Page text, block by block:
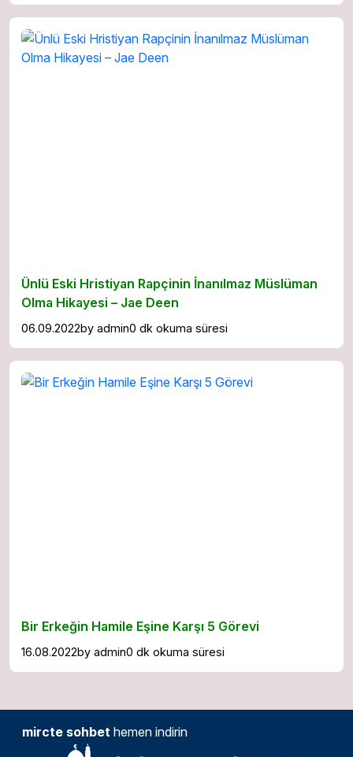
Ünlü Eski Hristiyan Rapçinin İnanılmaz Müslüman
Olma Hikayesi – Jae Deen
06.09.2022by admin0 dk okuma süresi
Bir Erkeğin Hamile Eşine Karşı 5 Görevi
16.08.2022by admin0 dk okuma süresi
mircte sohbet hemen indirin